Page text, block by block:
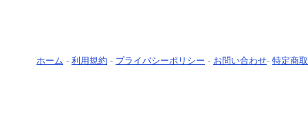
ホーム - 利用規約 - プライバシーポリシー - お問い合わせ- 特定商